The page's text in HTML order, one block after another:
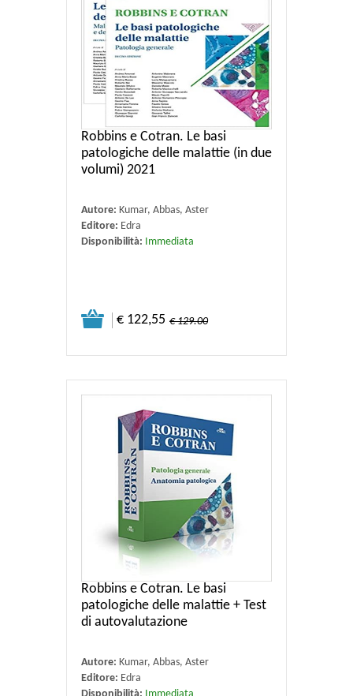
Robbins e Cotran. Le basi
patologiche delle malattie (in due
volumi) 2021
Autore: Kumar, Abbas, Aster
Editore: Edra
Disponibilità: Immediata
€ 122,55 € 129.00
Robbins e Cotran. Le basi
patologiche delle malattie + Test
di autovalutazione
Autore: Kumar, Abbas, Aster
Editore: Edra